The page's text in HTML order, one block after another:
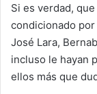
Si es verdad,
condicionado
José Lara,
incluso le hayan
ellos más que